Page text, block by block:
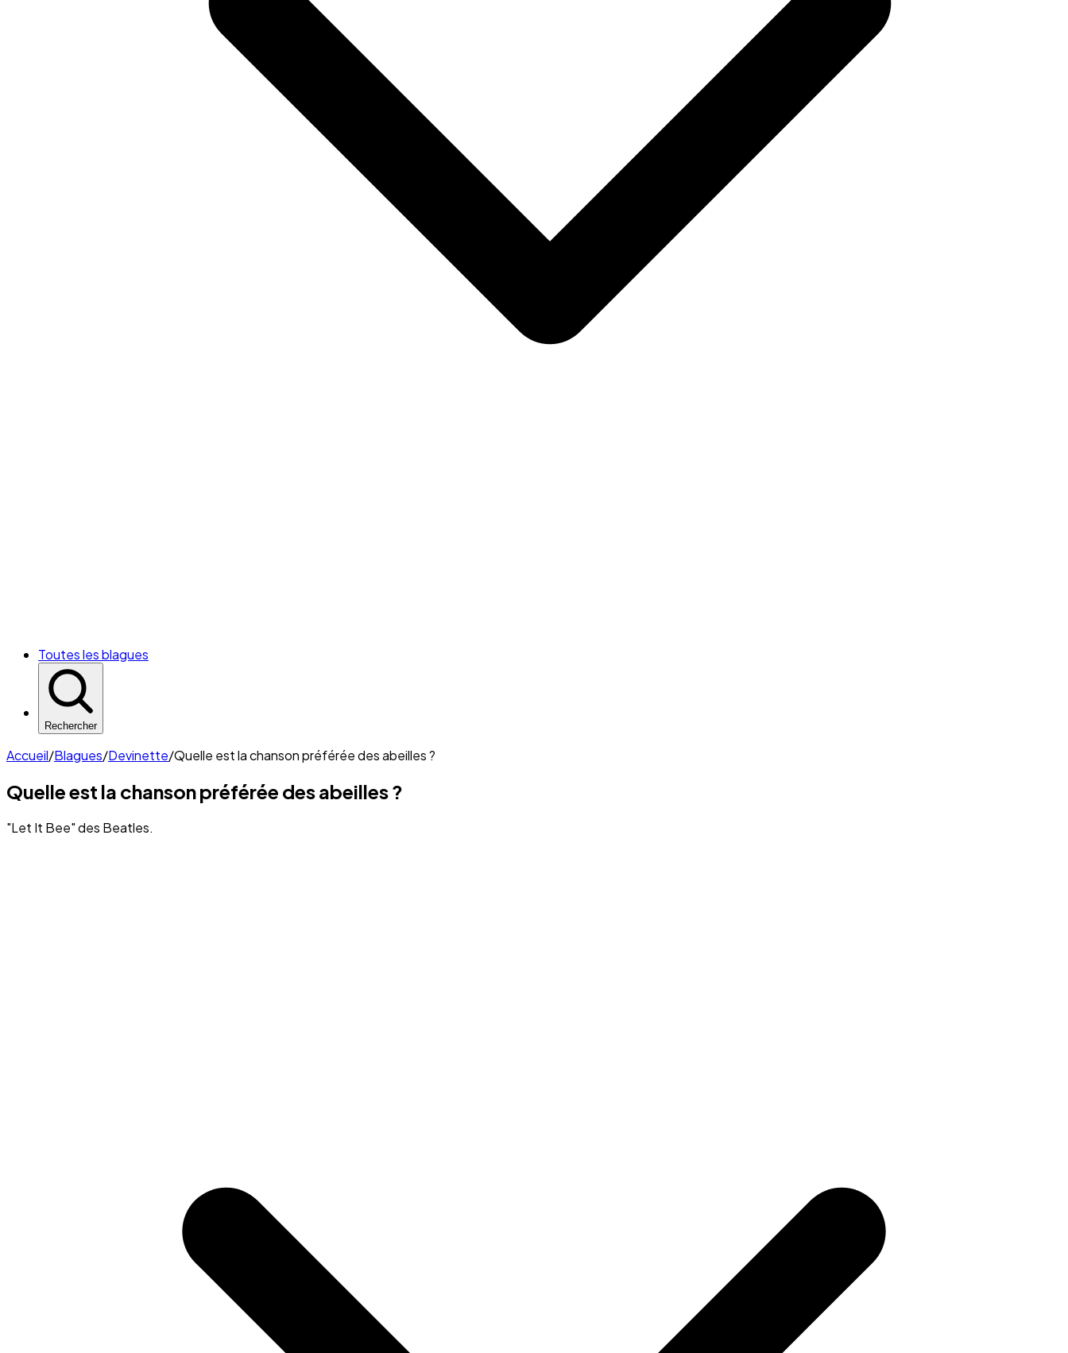
Toutes les blagues
Rechercher
Accueil/Blagues/Devinette/Quelle est la chanson préférée des abeilles ?
Quelle est la chanson préférée des abeilles ?
"Let It Bee" des Beatles.